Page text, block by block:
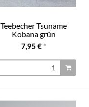
Teebecher Tsuname
Kobana grün
7,95 € *